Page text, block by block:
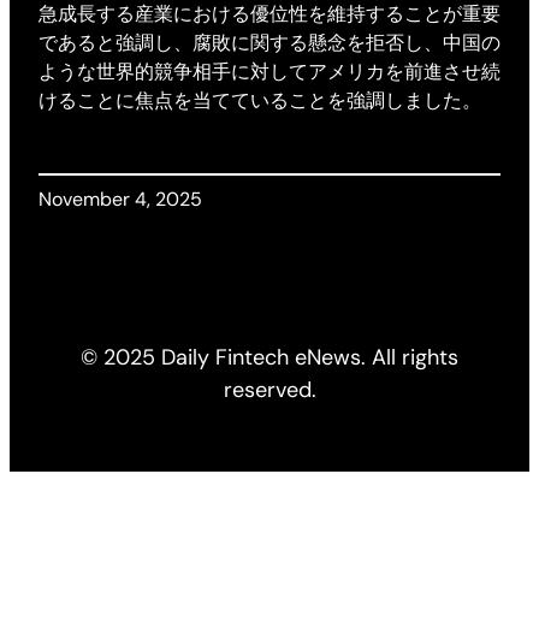
急成長する産業における優位性を維持することが重要
であると強調し、腐敗に関する懸念を拒否し、中国の
ような世界的競争相手に対してアメリカを前進させ続
けることに焦点を当てていることを強調しました。
November 4, 2025
© 2025 Daily Fintech eNews. All rights
reserved.